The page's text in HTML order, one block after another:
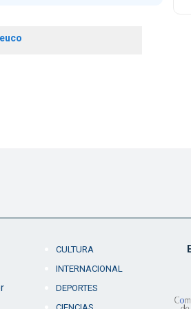
CULTURA
INTERNACIONAL
DEPORTES